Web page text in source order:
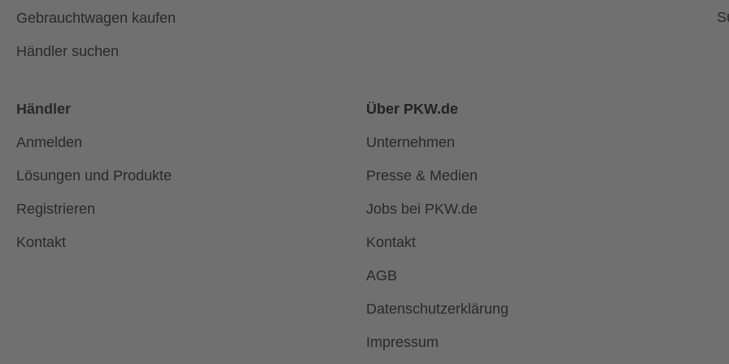
Gebrauchtwagen kaufen
Händler suchen
Händler
Anmelden
Lösungen und Produkte
Registrieren
Kontakt
Über PKW.de
Unternehmen
Presse & Medien
Jobs bei PKW.de
Kontakt
AGB
Datenschutzerklärung
Impressum